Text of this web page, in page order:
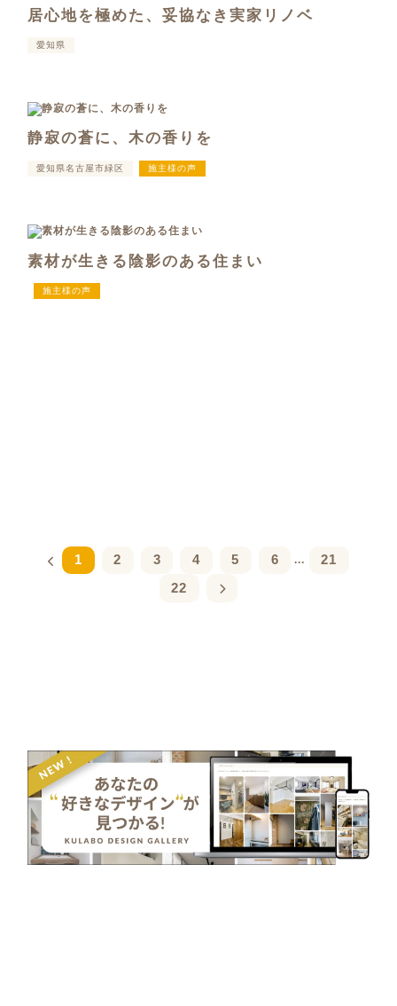
居心地を極めた、妥協なき実家リノベ
愛知県
静寂の蒼に、木の香りを
愛知県名古屋市緑区 施主様の声
素材が生きる陰影のある住まい
施主様の声
1 2 3 4 5 6 ...
21
22